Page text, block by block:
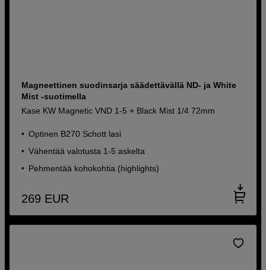
Magneettinen suodinsarja säädettävällä ND- ja White
Mist -suotimella
Kase KW Magnetic VND 1-5 + Black Mist 1/4 72mm
Optinen B270 Schott lasi
Vähentää valotusta 1-5 askelta
Pehmentää kohokohtia (highlights)
269 EUR